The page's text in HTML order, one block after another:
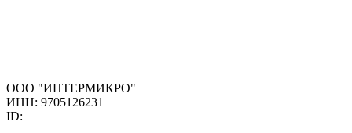
ООО "ИНТЕРМИКРО"
ИНН: 9705126231
ID: